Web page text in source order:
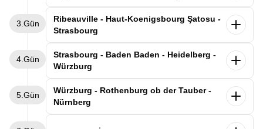
Dünyaca ünlü şarap yolunun en güzel kasabalarını
geziyoruz. Alsas-Loren bölgesinde leyleklerin en
geziyoruz. Rengarenk evlerin arasında gezimizi
tamamladıktan “İmparator’un Dağı” anlamına gelen
boyunca uzanan bu eşsiz kasabayı geziyoruz.
Sonrasında şarap mahzenleriyle ünlü Riquewihr
kasabasına geçiyoruz. Üzüm bağlarının kasabanın
3.Gün
Ribeauville - Haut-Koenigsbourg Şatosu -
Strasbourg
kahvaltımızı yaptıktan sonra Strasbourg'daki
otelimizden ayrılarak devam ediyoruz. İlk
incilerinden biri olan Ribeauvillé kasabası. Üzüm
bağlarıyla çevrili bu şirin kasabada, renkli ahşap
4.Gün
Strasbourg - Baden Baden - Heidelberg -
Würzburg
Almanya-Fransa sınırında Kara Ormanın tam
ortasında yer alan Baden-Baden’e geçiyoruz.
5.Gün
Würzburg - Rothenburg ob der Tauber -
Nürnberg